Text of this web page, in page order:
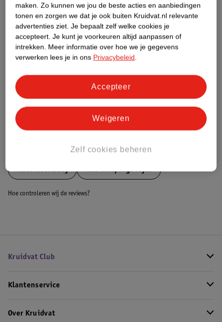
Etiketinformatie
Nature Impact Score
Dit product heeft (nog) geen Nature
Impact Score.
Bestel & Bezorginformatie
MeerNovi Baby Alle Campingbedjes
Hoe controleren wij de reviews?
Kruidvat Club
Klantenservice
Over Kruidvat
maken. Zo kunnen we jou de beste acties en aanbiedingen
tonen en zorgen we dat je ook buiten Kruidvat.nl relevante
advertenties ziet. Je bepaalt zelf welke cookies je
accepteert. Je kunt je voorkeuren altijd aanpassen of
intrekken. Meer informatie over hoe we je gegevens
verwerken lees je in ons Privacybeleid.
Zelf cookies beheren
Weigeren
Accepteer